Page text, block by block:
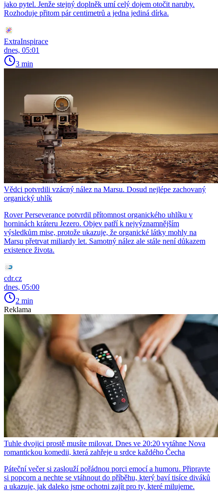
jako pytel. Jenže stejný doplněk umí celý dojem otočit naruby.
Rozhoduje přitom pár centimetrů a jedna jediná dírka.
ExtraInspirace
dnes, 05:01
3 min
Vědci potvrdili vzácný nález na Marsu. Dosud nejlépe zachovaný
organický uhlík
Rover Perseverance potvrdil přítomnost organického uhlíku v
horninách kráteru Jezero. Objev patří k nejvýznamnějším
výsledkům mise, protože ukazuje, že organické látky mohly na
Marsu přetrvat miliardy let. Samotný nález ale stále není důkazem
existence života.
cdr.cz
dnes, 05:00
2 min
Reklama
Tuhle dvojici prostě musíte milovat. Dnes ve 20:20 vytáhne Nova
romantickou komedii, která zahřeje u srdce každého Čecha
Páteční večer si zaslouží pořádnou porci emocí a humoru. Připravte
si popcorn a nechte se vtáhnout do příběhu, který baví tisíce diváků
a ukazuje, jak daleko jsme ochotni zajít pro ty, které milujeme.